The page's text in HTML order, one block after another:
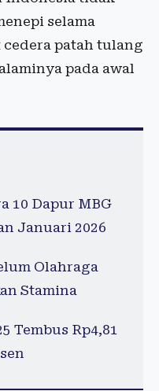
selama
patah tulang
pada awal
10 Dapur MBG
Januari 2026
Olahraga
Stamina
Tembus Rp4,81